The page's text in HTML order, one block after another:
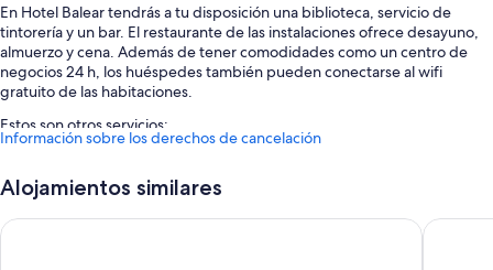
En Hotel Balear tendrás a tu disposición una biblioteca, servicio de
tintorería y un bar. El restaurante de las instalaciones ofrece desayuno,
almuerzo y cena. Además de tener comodidades como un centro de
negocios 24 h, los huéspedes también pueden conectarse al wifi
gratuito de las habitaciones.
Estos son otros servicios:
gratuitos en el vestíbulo
Información sobre los derechos de cancelación
Alojamientos similares
BG Hotel Java